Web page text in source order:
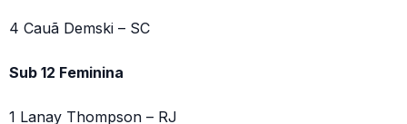
4 Cauã Demski – SC
Sub 12 Feminina
1 Lanay Thompson – RJ